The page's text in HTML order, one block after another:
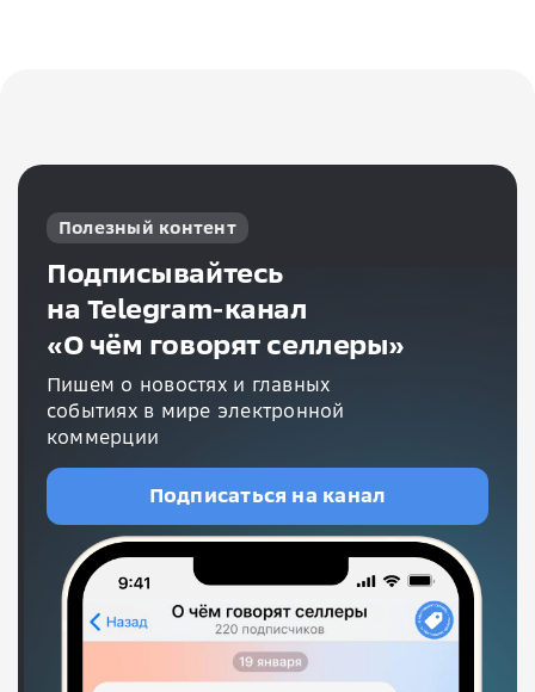
Полезный контент
Подписывайтесь
на Telegram-канал
«О чём говорят селлеры»
Пишем о новостях и главных
событиях в мире электронной
коммерции
Подписаться на канал